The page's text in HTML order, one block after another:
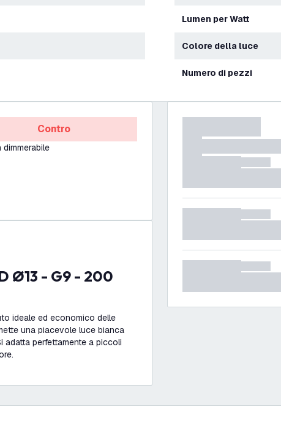
Lumen per Watt
Colore della luce
Numero di pezzi
Contro
dimmerabile
ideale ed economico delle
una piacevole luce bianca
perfettamente a piccoli